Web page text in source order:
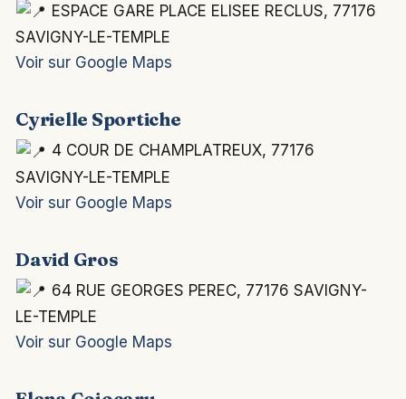
ESPACE GARE PLACE ELISEE RECLUS, 77176
SAVIGNY-LE-TEMPLE
Voir sur Google Maps
Cyrielle Sportiche
4 COUR DE CHAMPLATREUX, 77176
SAVIGNY-LE-TEMPLE
Voir sur Google Maps
David Gros
64 RUE GEORGES PEREC, 77176 SAVIGNY-
LE-TEMPLE
Voir sur Google Maps